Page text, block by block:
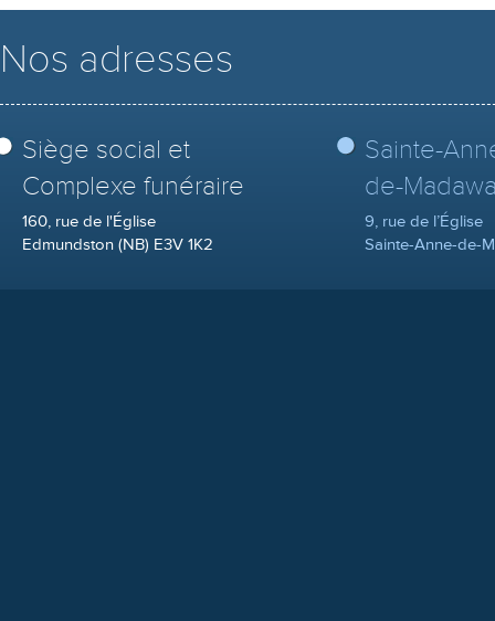
Nos adresses
Siège social et
Complexe funéraire
160, rue de l'Église
Edmundston (NB) E3V 1K2
Sainte-
de-
9, rue de l’Église
Sainte-Anne-de-